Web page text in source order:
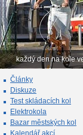
každý den na kole
Články
Diskuze
Test skládacích kol
Elektrokola
Bazar městských kol
Kalendář akcí